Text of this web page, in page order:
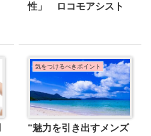
性」 ロコモアシスト
気をつけるべきポイント
“魅力を引き出すメンズ